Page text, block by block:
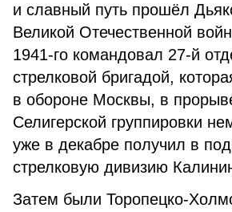
и славный путь прошёл
Великой Отечественной
1941-го командовал 27-й
стрелковой бригадой,
в обороне Москвы, в
Селигерской группировки
уже в декабре получил в
стрелковую дивизию
Затем были Торопецко-